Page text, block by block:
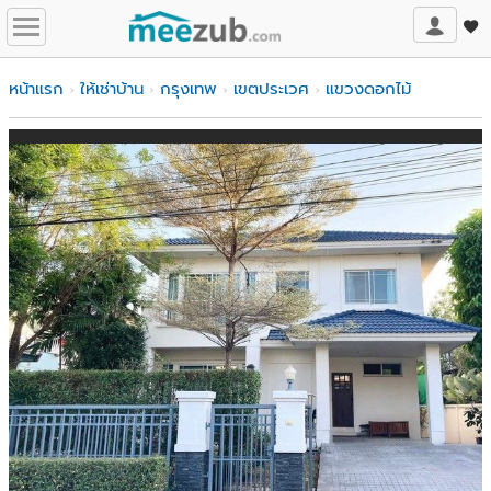
หน้าแรก ให้เช่าบ้าน กรุงเทพ เขตประเวศ แขวงดอกไม้